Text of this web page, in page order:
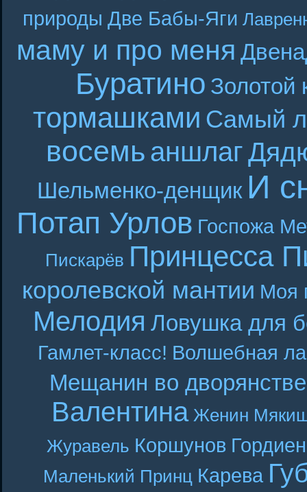
природы Две Бабы-Яги
маму и про меня
Буратино Золотой
тормашками Самый
восемьаншлаг
Шельменко-денщик И
Потап Урлов Госпожа
Пискарёв Принцесса
королевской мантии Моя
Мелодия Ловушка для
Гамлет-класс! Волшебная
Мещанин во дворянстве
Валентина Женин
Журавель Коршунов
Маленький Принц Карева